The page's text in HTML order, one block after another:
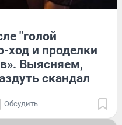
"голой
ход и проделки
Выясняем,
скандал
Обсудить